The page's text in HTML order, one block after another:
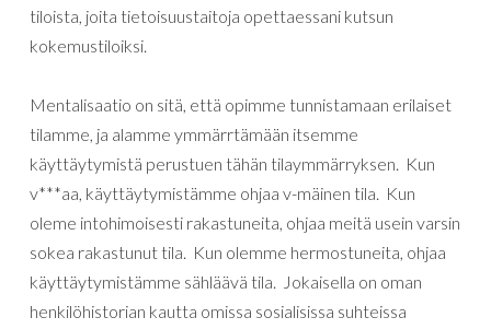
tiloista, joita tietoisuustaitoja opettaessani kutsun
kokemustiloiksi.
Mentalisaatio on sitä, että opimme tunnistamaan erilaiset
tilamme, ja alamme ymmärrtämään itsemme
käyttäytymistä perustuen tähän tilaymmärryksen. Kun
v***aa, käyttäytymistämme ohjaa v-mäinen tila. Kun
oleme intohimoisesti rakastuneita, ohjaa meitä usein varsin
sokea rakastunut tila. Kun olemme hermostuneita, ohjaa
käyttäytymistämme sähläävä tila. Jokaisella on oman
henkilöhistorian kautta omissa sosialisissa suhteissa